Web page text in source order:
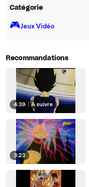
Catégorie
🎮️Jeux Vidéo
Recommandations
4:39 À suivre
3:23